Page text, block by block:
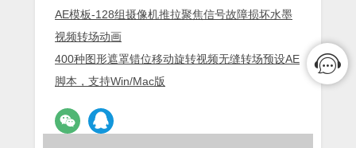
AE模板-128组摄像机推拉聚焦信号故障损坏水墨
视频转场动画
400种图形遮罩错位移动旋转视频无缝转场预设AE
脚本，支持Win/Mac版